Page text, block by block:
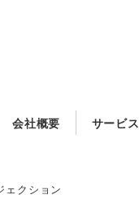
会社概要 サービス
ェクション